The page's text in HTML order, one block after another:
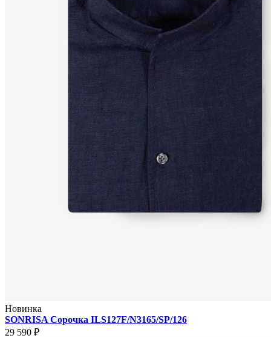
Новинка
SONRISA Сорочка ILS127F/N3165/SP/126
29 590 ₽